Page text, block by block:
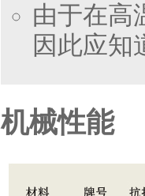
由于在高
因此应知
机械性能